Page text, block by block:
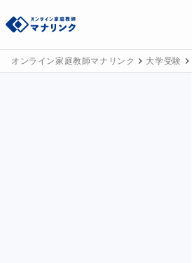
オンライン家庭教師マナリンク 大学受験